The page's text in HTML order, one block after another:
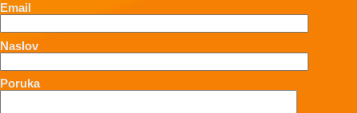
Email
Naslov
Poruka